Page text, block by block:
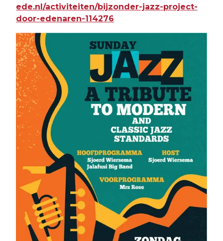
ede.nl/activiteiten/bijzonder-jazz-project-
door-edenaren-114276